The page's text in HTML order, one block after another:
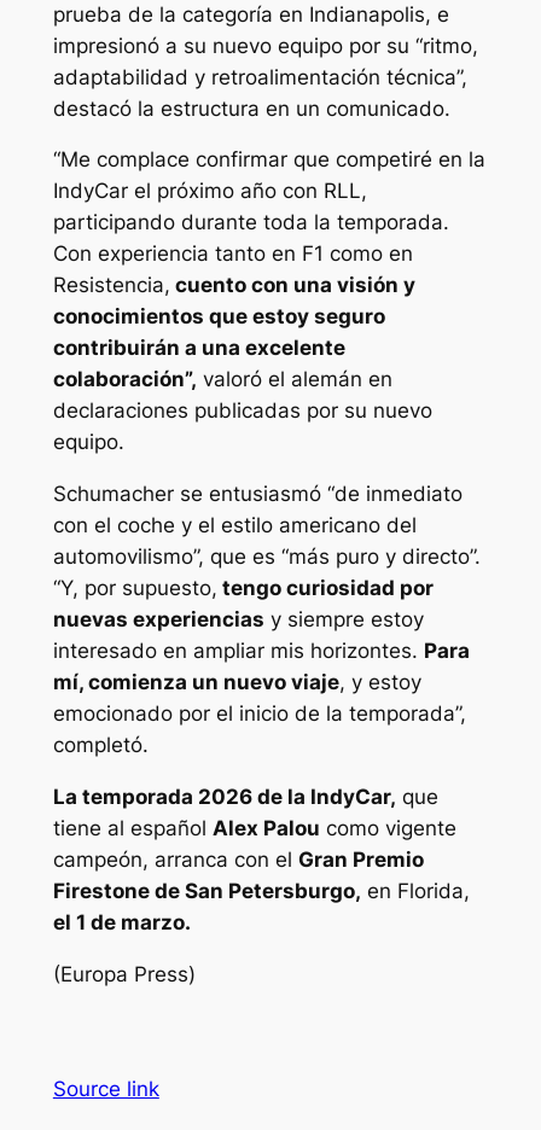
prueba de la categoría en Indianapolis, e
impresionó a su nuevo equipo por su “ritmo,
adaptabilidad y retroalimentación técnica”,
destacó la estructura en un comunicado.
“Me complace confirmar que competiré en la
IndyCar el próximo año con RLL,
participando durante toda la temporada.
Con experiencia tanto en F1 como en
Resistencia, cuento con una visión y
conocimientos que estoy seguro
contribuirán a una excelente
colaboración”, valoró el alemán en
declaraciones publicadas por su nuevo
equipo.
Schumacher se entusiasmó “de inmediato
con el coche y el estilo americano del
automovilismo”, que es “más puro y directo”.
“Y, por supuesto, tengo curiosidad por
nuevas experiencias y siempre estoy
interesado en ampliar mis horizontes. Para
mí, comienza un nuevo viaje, y estoy
emocionado por el inicio de la temporada”,
completó.
La temporada 2026 de la IndyCar, que
tiene al español Alex Palou como vigente
campeón, arranca con el Gran Premio
Firestone de San Petersburgo, en Florida,
el 1 de marzo.
(Europa Press)
Source link